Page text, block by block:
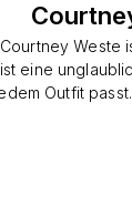
Weste
eine
Outfit